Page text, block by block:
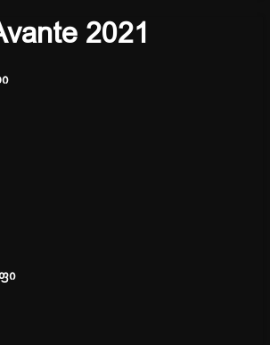
2021